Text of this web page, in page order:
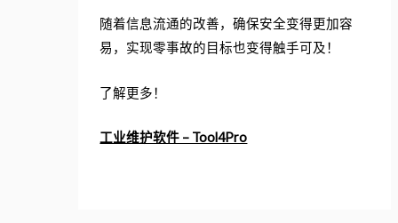
随着信息流通的改善，确保安全变得更加容
易，实现零事故的目标也变得触手可及！
了解更多！
工业维护软件 – Tool4Pro